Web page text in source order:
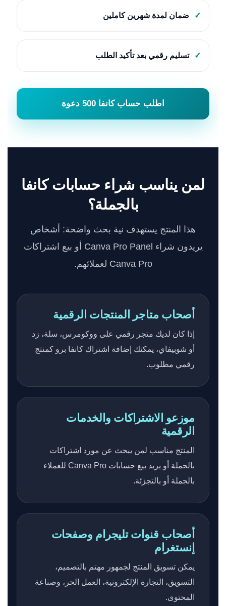
✓ ضمان لمدة شهرين كاملين
✓ تسليم رقمي بعد تأكيد الطلب
اطلب حساب كانفا 500 دعوة
لمن يناسب شراء حسابات كانفا
بالجملة؟
هذا المنتج يستهدف نية بحث واضحة: أشخاص
يريدون شراء Canva Pro Panel أو بيع اشتراكات
Canva Pro لعملائهم.
أصحاب متاجر المنتجات الرقمية
إذا كان لديك متجر رقمي على ووكومرس، سلة، زد
أو شوبيفاي، يمكنك إضافة اشتراك كانفا برو كمنتج
رقمي مطلوب.
موزعو الاشتراكات والخدمات
الرقمية
المنتج مناسب لمن يبحث عن مورد اشتراكات
بالجملة أو يريد بيع حسابات Canva Pro للعملاء
بالجملة أو بالتجزئة.
أصحاب قنوات تليجرام وصفحات
إنستغرام
يمكن تسويق المنتج لجمهور مهتم بالتصميم،
التسويق، التجارة الإلكترونية، العمل الحر، وصناعة
المحتوى.